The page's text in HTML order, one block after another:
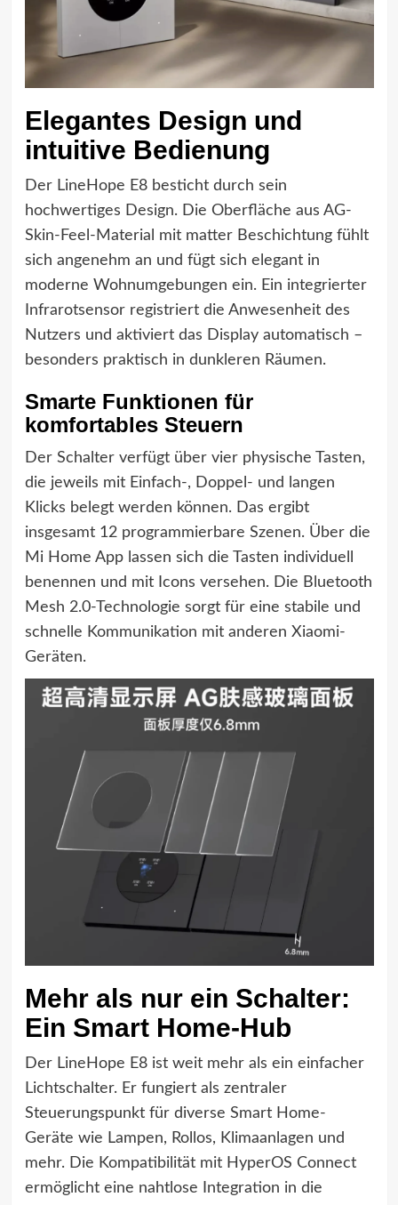
Elegantes Design und
intuitive Bedienung
Der LineHope E8 besticht durch sein
hochwertiges Design. Die Oberfläche aus AG-
Skin-Feel-Material mit matter Beschichtung fühlt
sich angenehm an und fügt sich elegant in
moderne Wohnumgebungen ein. Ein integrierter
Infrarotsensor registriert die Anwesenheit des
Nutzers und aktiviert das Display automatisch –
besonders praktisch in dunkleren Räumen.
Smarte Funktionen für
komfortables Steuern
Der Schalter verfügt über vier physische Tasten,
die jeweils mit Einfach-, Doppel- und langen
Klicks belegt werden können. Das ergibt
insgesamt 12 programmierbare Szenen. Über die
Mi Home App lassen sich die Tasten individuell
benennen und mit Icons versehen. Die Bluetooth
Mesh 2.0-Technologie sorgt für eine stabile und
schnelle Kommunikation mit anderen Xiaomi-
Geräten.
Mehr als nur ein Schalter:
Ein Smart Home-Hub
Der LineHope E8 ist weit mehr als ein einfacher
Lichtschalter. Er fungiert als zentraler
Steuerungspunkt für diverse Smart Home-
Geräte wie Lampen, Rollos, Klimaanlagen und
mehr. Die Kompatibilität mit HyperOS Connect
ermöglicht eine nahtlose Integration in die